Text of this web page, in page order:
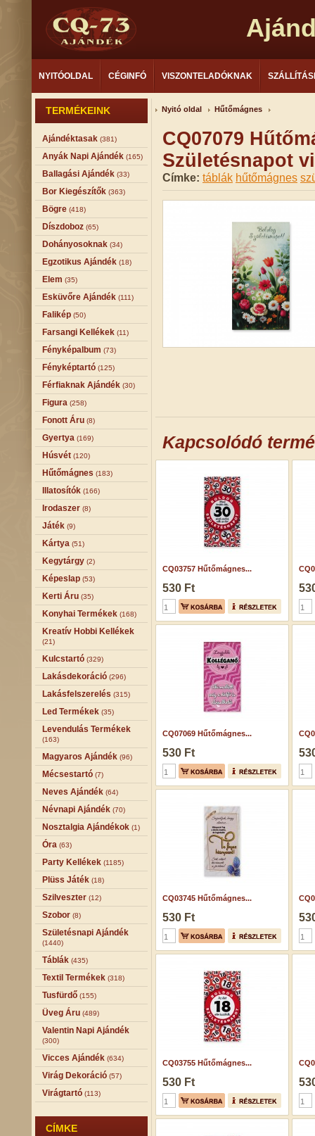
NYITÓOLDAL CÉGINFÓ VISZONTELADÓKNAK
TERMÉKEINK
Ajándéktasak (381)
Anyák Napi Ajándék (165)
Ballagási Ajándék (33)
Bor Kiegészítők (363)
Bögre (418)
Díszdoboz (65)
Dohányosoknak (34)
Egzotikus Ajándék (18)
Elem (35)
Esküvőre Ajándék (111)
Falikép (50)
Farsangi Kellékek (11)
Fényképalbum (73)
Fényképtartó (125)
Férfiaknak Ajándék (30)
Figura (258)
Fonott Áru (8)
Gyertya (169)
Húsvét (120)
Hűtőmágnes (183)
Illatosítók (166)
Irodaszer (8)
Játék (9)
Kártya (51)
Kegytárgy (2)
Képeslap (53)
Kerti Áru (35)
Konyhai Termékek (168)
Kreatív Hobbi Kellékek
(21)
Kulcstartó (329)
Lakásdekoráció (296)
Lakásfelszerelés (315)
Led Termékek (35)
Levendulás Termékek
(163)
Magyaros Ajándék (96)
Mécsestartó (7)
Neves Ajándék (64)
Névnapi Ajándék (70)
Nosztalgia Ajándékok (1)
Óra (63)
Party Kellékek (1185)
Plüss Játék (18)
Szilveszter (12)
Szobor (8)
Születésnapi Ajándék
(1440)
Táblák (435)
Textil Termékek (318)
Tusfürdő (155)
Üveg Áru (489)
Valentin Napi Ajándék
(300)
Vicces Ajándék (634)
Virág Dekoráció (57)
Virágtartó (113)
CÍMKE
Nyitó oldal Hűtőmágnes
CQ07079
Születésnapot
Címke: táblák hűtőmágnes
Kapcsolódó
CQ03757 Hűtőmágnes...
530 Ft
CQ07069 Hűtőmágnes...
530 Ft
CQ03745 Hűtőmágnes...
530 Ft
CQ03755 Hűtőmágnes...
530 Ft